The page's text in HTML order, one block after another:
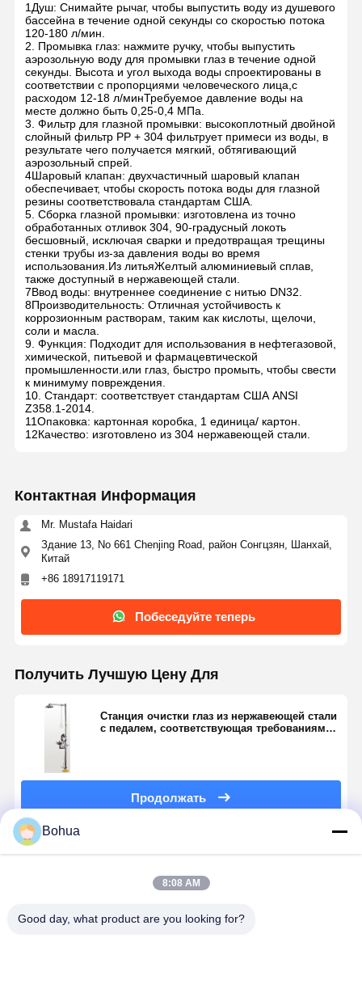
1Душ: Снимайте рычаг, чтобы выпустить воду из душевого
бассейна в течение одной секунды со скоростью потока
120-180 л/мин.
2. Промывка глаз: нажмите ручку, чтобы выпустить
аэрозольную воду для промывки глаз в течение одной
секунды. Высота и угол выхода воды спроектированы в
соответствии с пропорциями человеческого лица,с
расходом 12-18 л/минТребуемое давление воды на
месте должно быть 0,25-0,4 МПа.
3. Фильтр для глазной промывки: высокоплотный двойной
слойный фильтр PP + 304 фильтрует примеси из воды, в
результате чего получается мягкий, обтягивающий
аэрозольный спрей.
4Шаровый клапан: двухчастичный шаровый клапан
обеспечивает, чтобы скорость потока воды для глазной
резины соответствовала стандартам США.
5. Сборка глазной промывки: изготовлена из точно
обработанных отливок 304, 90-градусный локоть
бесшовный, исключая сварки и предотвращая трещины
стенки трубы из-за давления воды во время
использования.Из литьяЖелтый алюминиевый сплав,
также доступный в нержавеющей стали.
7Ввод воды: внутреннее соединение с нитью DN32.
8Производительность: Отличная устойчивость к
коррозионным растворам, таким как кислоты, щелочи,
соли и масла.
9. Функция: Подходит для использования в нефтегазовой,
химической, питьевой и фармацевтической
промышленности.или глаз, быстро промыть, чтобы свести
к минимуму повреждения.
10. Стандарт: соответствует стандартам США ANSI
Z358.1-2014.
11Опаковка: картонная коробка, 1 единица/ картон.
12Качество: изготовлено из 304 нержавеющей стали.
Контактная Информация
Mr. Mustafa Haidari
Здание 13, No 661 Chenjing Road, район Сонгцзян, Шанхай,
Китай
+86 18917119171
Побеседуйте теперь
Получить Лучшую Цену Для
Станция очистки глаз из нержавеющей стали
с педалем, соответствующая требованиям
Продолжать
Порекомендованные Продукты
Bohua
8:08 AM
Good day, what product are you looking for?